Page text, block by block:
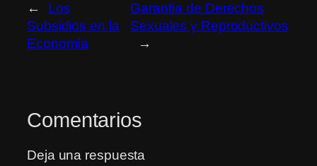
←
Los
Subsidios en la
Economía
Garantía de Derechos
Sexuales y Reproductivos
→
Comentarios
Deja una respuesta